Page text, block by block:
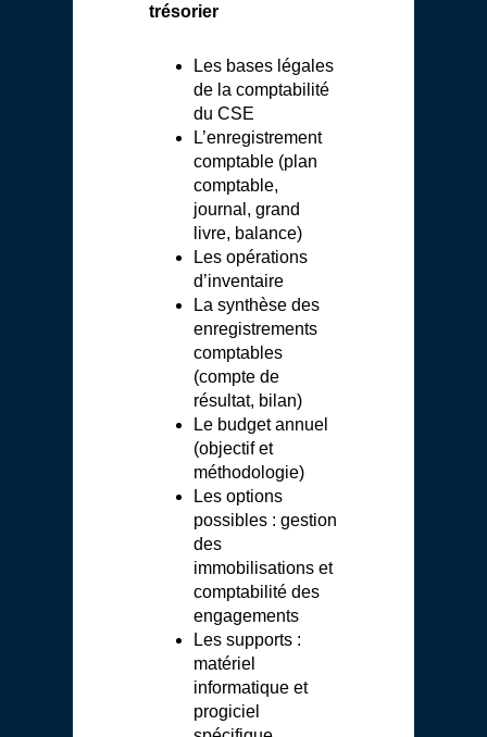
trésorier
Les bases légales
de la comptabilité
du CSE
L’enregistrement
comptable (plan
comptable,
journal, grand
livre, balance)
Les opérations
d’inventaire
La synthèse des
enregistrements
comptables
(compte de
résultat, bilan)
Le budget annuel
(objectif et
méthodologie)
Les options
possibles : gestion
des
immobilisations et
comptabilité des
engagements
Les supports :
matériel
informatique et
progiciel